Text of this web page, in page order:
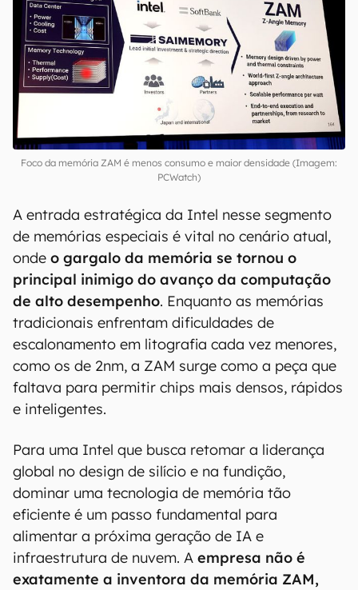
Foco da memória ZAM é menos consumo e maior densidade (Imagem:
PCWatch)
A entrada estratégica da Intel nesse segmento
de memórias especiais é vital no cenário atual,
onde o gargalo da memória se tornou o
principal inimigo do avanço da computação
de alto desempenho. Enquanto as memórias
tradicionais enfrentam dificuldades de
escalonamento em litografia cada vez menores,
como os de 2nm, a ZAM surge como a peça que
faltava para permitir chips mais densos, rápidos
e inteligentes.
Para uma Intel que busca retomar a liderança
global no design de silício e na fundição,
dominar uma tecnologia de memória tão
eficiente é um passo fundamental para
alimentar a próxima geração de IA e
infraestrutura de nuvem. A empresa não é
exatamente a inventora da memória ZAM,